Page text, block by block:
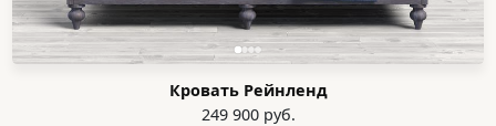
Кровать Рейнленд
249 900 руб.